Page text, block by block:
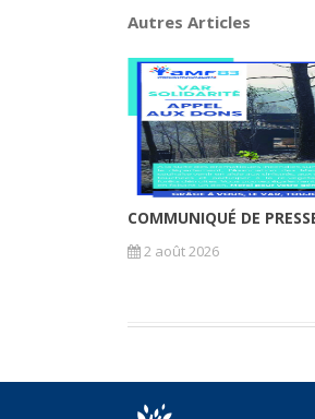
Autres Articles
COMMUNIQUÉ DE
2 août 2026